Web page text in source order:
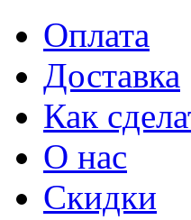
Оплата
Доставка
Как
О нас
Скидки